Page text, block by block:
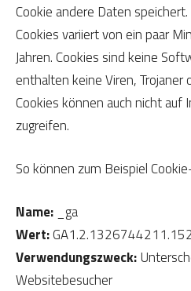
Cookie andere Daten
Cookies variiert von ein paar
Jahren. Cookies sind keine
enthalten keine Viren, Trojaner
Cookies können auch nicht auf
zugreifen.
So können zum Beispiel
Name: _ga
Wert:
Verwendungszweck:
Websitebesucher